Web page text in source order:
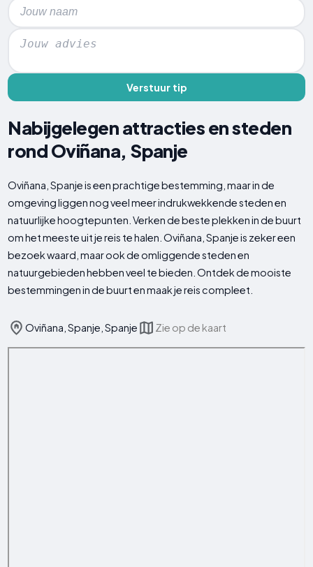
Verstuur tip
Nabijgelegen attracties en steden
rond Oviñana, Spanje
Oviñana, Spanje is een prachtige bestemming, maar in de
omgeving liggen nog veel meer indrukwekkende steden en
natuurlijke hoogtepunten. Verken de beste plekken in de buurt
om het meeste uit je reis te halen. Oviñana, Spanje is zeker een
bezoek waard, maar ook de omliggende steden en
natuurgebieden hebben veel te bieden. Ontdek de mooiste
bestemmingen in de buurt en maak je reis compleet.
Oviñana, Spanje, Spanje Zie op de kaart